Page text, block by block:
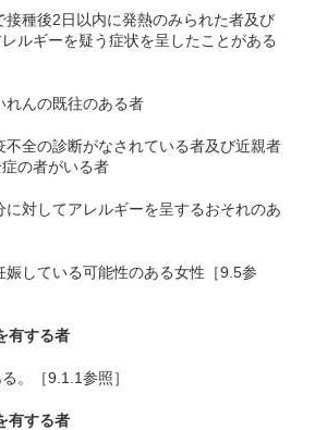
種後2日以内に発熱のみられた者及び
ルギーを疑う症状を呈したことがある
んの既往のある者
全の診断がなされている者及び近親者
の者がいる者
対してアレルギーを呈するおそれのあ
している可能性のある女性［9.5参
有する者
。［9.1.1参照］
有する者